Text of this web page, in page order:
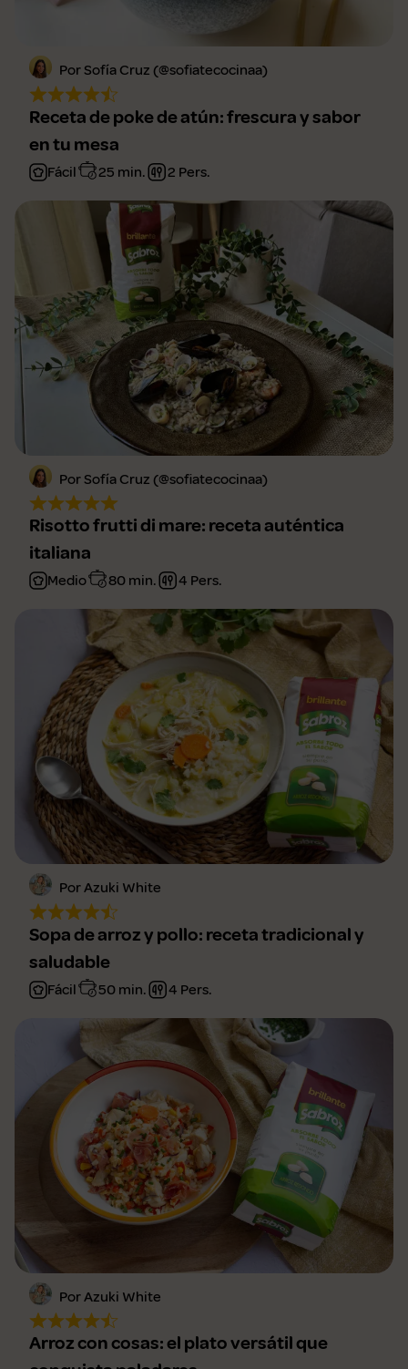
Por Sofía Cruz (@sofiatecocinaa)
Receta de poke de atún: frescura y sabor
en tu mesa
Fácil 25 min. 2 Pers.
Por Sofía Cruz (@sofiatecocinaa)
Risotto frutti di mare: receta auténtica
italiana
Medio 80 min. 4 Pers.
Por Azuki White
Sopa de arroz y pollo: receta tradicional y
saludable
Fácil 50 min. 4 Pers.
Por Azuki White
Arroz con cosas: el plato versátil que